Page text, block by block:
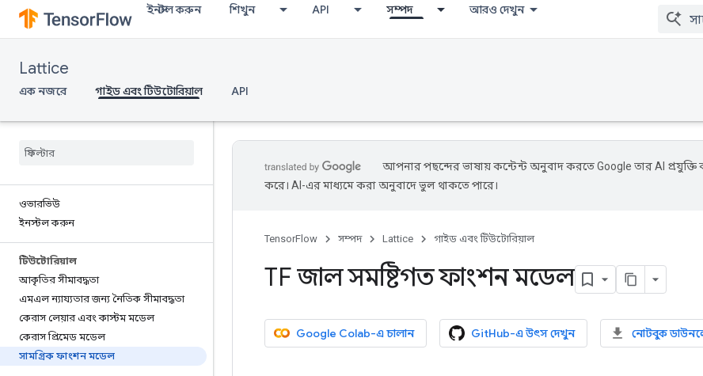
ইনস্টল করুন শিখুন API সম্পদ আরও দেখুন
Lattice
এক নজরে গাইড এবং টিউটোরিয়াল API
ওভারভিউ
ইনস্টল করুন
টিউটোরিয়াল
আকৃতির সীমাবদ্ধতা
এমএল ন্যায্যতার জন্য নৈতিক সীমাবদ্ধতা
কেরাস লেয়ার এবং কাস্টম মডেল
কেরাস প্রিমেড মডেল
সামগ্রিক ফাংশন মডেল
আপনার পছন্দের ভাষায় কন্টেন্ট অনুবাদ করতে Google তার AI প্রযুক্তি
করে। AI-এর মাধ্যমে করা অনুবাদে ভুল থাকতে পারে।
TensorFlow সম্পদ Lattice গাইড এবং টিউটোরিয়াল
TF জাল সমষ্টিগত ফাংশন মডেল
Google Colab-এ চালান GitHub-এ উৎস দেখুন নোটবুক